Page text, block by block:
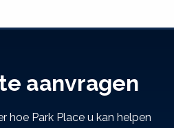
aanvragen
hoe Park Place u kan helpen